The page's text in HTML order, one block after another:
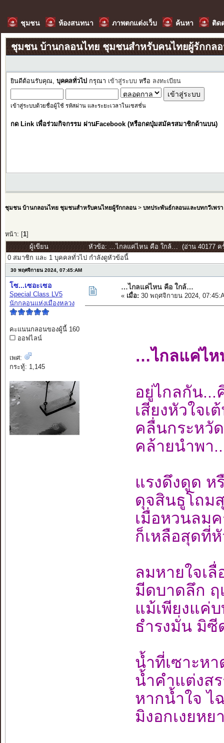
ชุมชน ห้องสนทนา ภาพตกแต่งเว็บ ค้นหา ติด
ชุมชน บ้านกลอนไทย ชุมชนสำหรับคนไทยผู้รักกล
ยินดีต้อนรับคุณ, บุคคลทั่วไป กรุณา เข้าสู่ระบบ หรือ ลงทะเบียน
เข้าสู่ระบบด้วยชื่อผู้ใช้ รหัสผ่าน และระยะเวลาในเซสชั่น
กด Link เพื่อร่วมกิจกรรม ผ่านFacebook (หรือกดปุ่มสมัครสมาชิกด้านบน)
ชุมชน บ้านกลอนไทย ชุมชนสำหรับคนไทยผู้รักกลอน> บทประพันธ์กลอนและบทกวีเพรา
หน้า: [ 1]
ผู้เขียน
หัวข้อ: …ไกลแค่ไหน คือ ใกล้… (อ่าน 40177 ค
0 สมาชิก และ 1 บุคคลทั่วไป กำลังดูหัวข้อนี้
30 พฤศจิกายน 2024, 07:45:AM
โซ...เซอะเซอ
Special Class LV5
นักกลอนแห่งเมืองหลวง
คะแนนกลอนของผู้นี้ 160
ออฟไลน์
เพศ:
กระทู้: 1,145
…ไกลแค่ไหน คือ ใกล้…
« เมื่อ: 30 พฤศจิกายน 2024,
…ไกลแค่ไห
อยู่ไกลกัน
เสียงหัวใจเ
คลื่นกระหวั
คล้ายนำพา
แรงดึงดูด ห
ดุจสินธูโถม
เมื่อหวนลม
ก็เหลือสุดที่
ลมหายใจเ
มีดบาดลึก ฤ
แม้เพียงแค่
ธำรงมั่น มิซี
น้ำที่เซาะหา
น้ำคำแต่งส
หากน้ำใจ ไ
มิงอกเงยห